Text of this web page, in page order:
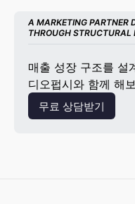
A MARKETING PARTNER
THROUGH STRUCTURAL
매출 성장 구조를 설
디오펍시와 함께 해
무료 상담받기